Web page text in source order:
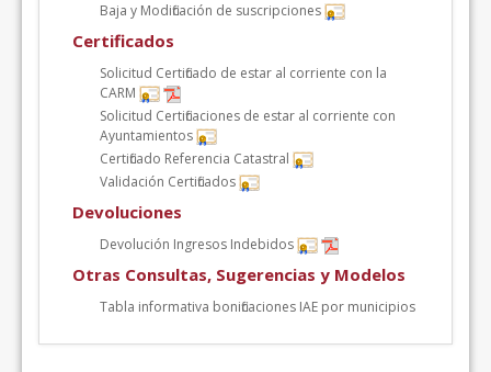
Baja y Modificación de suscripciones
Certificados
Solicitud Certificado de estar al corriente con la
CARM
Solicitud Certificaciones de estar al corriente con
Ayuntamientos
Certificado Referencia Catastral
Validación Certificados
Devoluciones
Devolución Ingresos Indebidos
Otras Consultas, Sugerencias y Modelos
Tabla informativa bonificaciones IAE por municipios